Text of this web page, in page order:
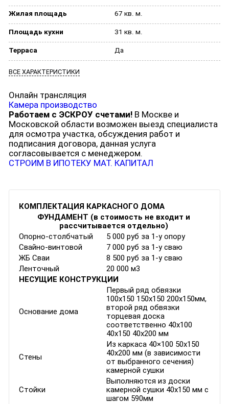
Жилая площадь 67 кв. м.
Площадь кухни 31 кв. м.
Терраса Да
ВСЕ ХАРАКТЕРИСТИКИ
Онлайн трансляция
Камера производство
Работаем с ЭСКРОУ счетами!В Москве и
Московской области возможен выезд специалиста
для осмотра участка, обсуждения работ и
подписания договора, данная услуга
согласовывается с менеджером.
СТРОИМ В ИПОТЕКУ МАТ. КАПИТАЛ
КОМПЛЕКТАЦИЯ КАРКАСНОГО ДОМА
ФУНДАМЕНТ (в стоимость не входит и
рассчитывается отдельно)
Опорно-столбчатый
5 000 руб за 1-у опору
Свайно-винтовой
7 000 руб за 1-у сваю
ЖБ Сваи
8 500 руб за 1-у сваю
Ленточный
20 000 м3
НЕСУЩИЕ КОНСТРУКЦИИ
Основание дома
Первый ряд обвязки
100х150 150х150 200х150мм,
второй ряд обвязки
торцевая доска
соответственно 40х100
40х150 40х200 мм
Стены
Из каркаса 40×100 50x150
40x200 мм (в зависимости
от выбранного сечения)
камерной сушки
Стойки
Выполняются из доски
камерной сушки 40х150 мм с
шагом 590мм